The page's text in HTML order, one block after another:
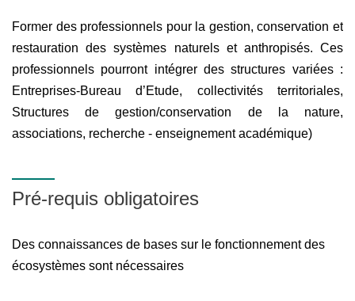
Former des professionnels pour la gestion, conservation et
restauration des systèmes naturels et anthropisés. Ces
professionnels pourront intégrer des structures variées :
Entreprises-Bureau d’Etude, collectivités territoriales,
Structures de gestion/conservation de la nature,
associations, recherche - enseignement académique)
Pré-requis obligatoires
Des connaissances de bases sur le fonctionnement des
écosystèmes sont nécessaires